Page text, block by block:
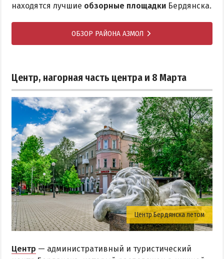
находятся лучшие обзорные площадки Бердянска.
ОБЗОР РАЙОНА АЗМОЛ
Центр, нагорная часть центра и 8 Марта
Центр Бердянска летом
Центр — административный и туристический